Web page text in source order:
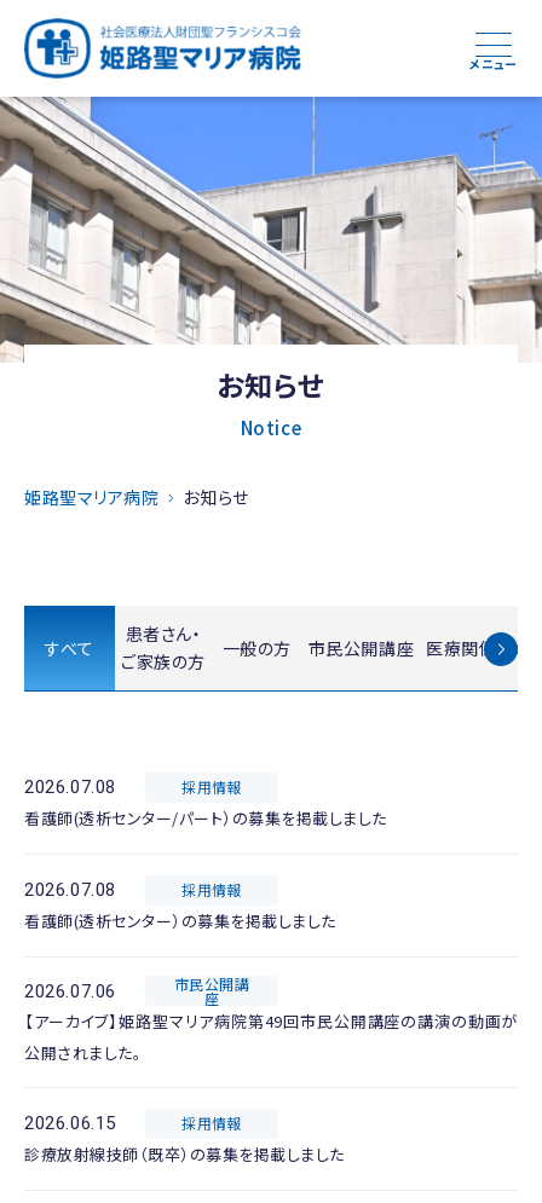
メニュー
お知らせ
Notice
姫路聖マリア病院 お知らせ
すべて
患者さん・
ご家族の方
一般の方 市民公開講座 医療関係者の
2026.07.08 採用情報
看護師(透析センター/パート）の募集を掲載しました
2026.07.08 採用情報
看護師(透析センター）の募集を掲載しました
2026.07.06 市民公開講
座
【アーカイブ】姫路聖マリア病院第49回市民公開講座の講演の動画が
公開されました。
2026.06.15 採用情報
診療放射線技師（既卒）の募集を掲載しました